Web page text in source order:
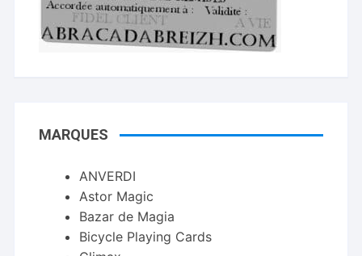
MARQUES
ANVERDI
Astor Magic
Bazar de Magia
Bicycle Playing Cards